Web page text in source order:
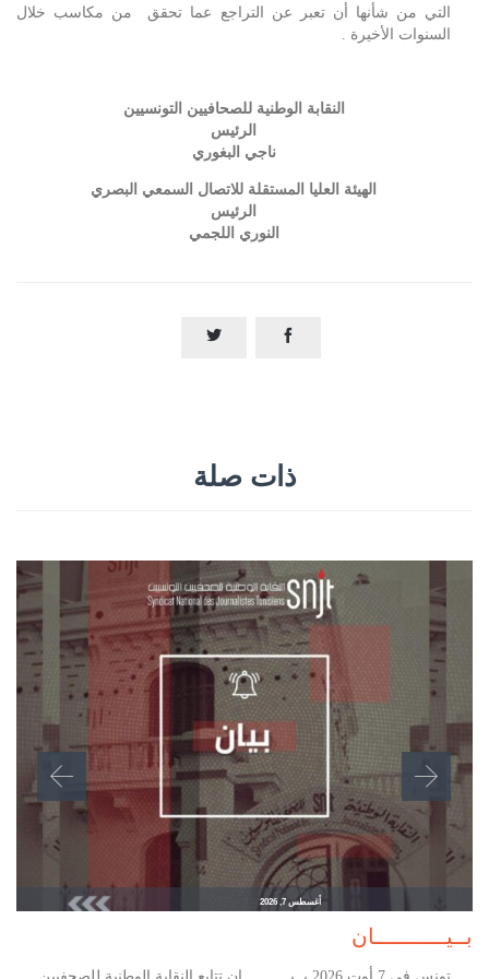
التي من شأنها أن تعبر عن التراجع عما تحقق من مكاسب خلال
السنوات الأخيرة .
النقابة الوطنية للصحافيين التونسيين
الرئيس
ناجي البغوري
الهيئة العليا المستقلة للاتصال السمعي البصري
الرئيس
النوري اللجمي


ذات صلة
أغسطس 7, 2026
بــيـــــــــــان